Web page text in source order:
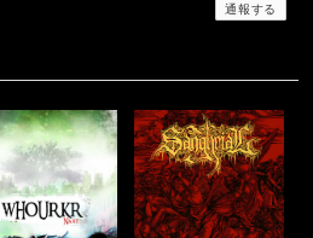
通報する